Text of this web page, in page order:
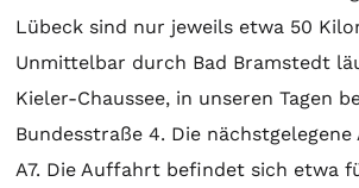
Lübeck sind nur jeweils etwa 50
Unmittelbar durch Bad Bramstedt
Kieler-Chaussee, in unseren Tagen
Bundesstraße 4. Die
A7. Die Auffahrt befindet sich etwa